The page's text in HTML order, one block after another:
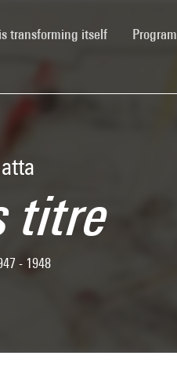
transforming itself(current)Program
titre
- 1948